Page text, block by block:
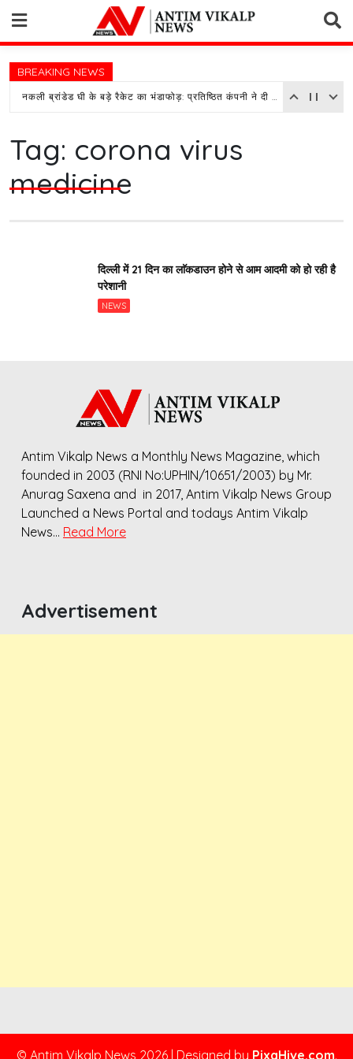
content
BREAKING NEWS
नकली ब्रांडेड घी के बड़े रैकेट का भंडाफोड़: प्रतिष्ठित कंपनी ने दी तहरीर, पुलिस जांच में जुटी
Tag: corona virus
medicine
दिल्ली में 21 दिन का लाॅकडाउन होने से आम आदमी को हो रही है
परेशानी
NEWS
Antim Vikalp News a Monthly News Magazine, which
founded in 2003 (RNI No:UPHIN/10651/2003) by Mr.
Anurag Saxena and in 2017, Antim Vikalp News Group
Launched a News Portal and todays Antim Vikalp
News… Read More
Advertisement
© Antim Vikalp News 2026 Designed by PixaHive.com.